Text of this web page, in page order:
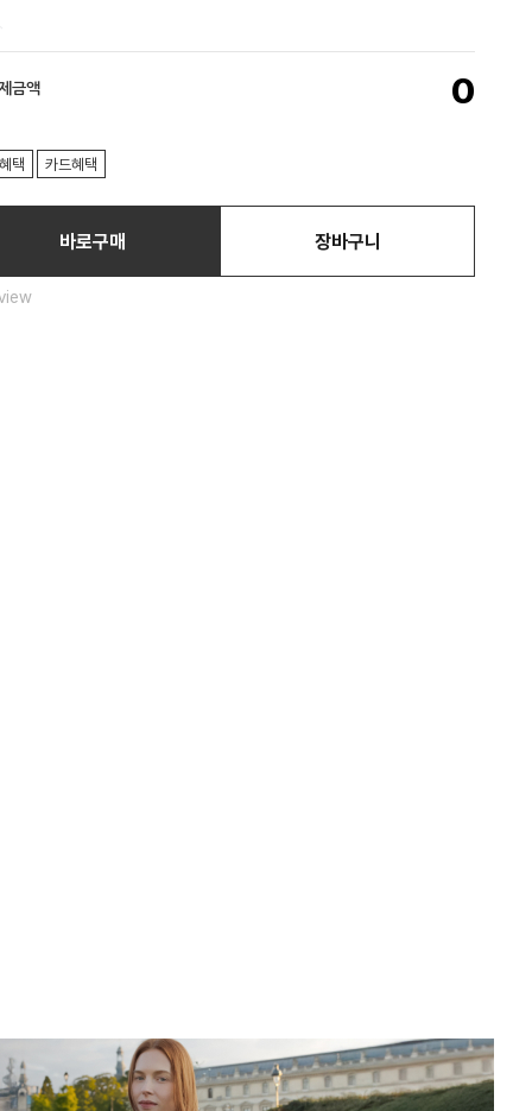
금액 0
택 카드혜택
바로구매 장바구니